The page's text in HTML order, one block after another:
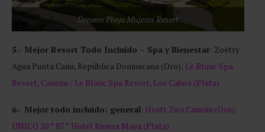
Dreams Playa Mujeres Resort
5.- Mejor Resort Todo Incluido – Spa y Bienestar: Zoëtry
Agua Punta Cana, República Dominicana (Oro); Le Blanc Spa
Resort, Cancún / Le Blanc Spa Resort, Los Cabos (Plata)
6.- Mejor todo incluido: general: Hyatt Ziva Cancún (Oro);
UNICO 20 ° 87 ° Hotel Riviera Maya (Plata)